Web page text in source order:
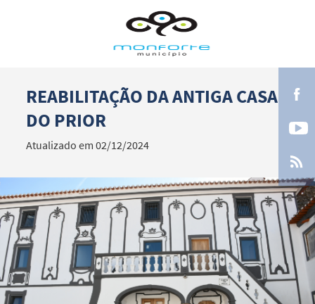
Termo de Pesquisa
Categorias gerais
Filtros
REABILITAÇÃO DA ANTIGA CASA
DO PRIOR
Atualizado em 02/12/2024